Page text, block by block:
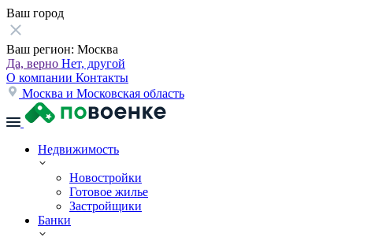
Ваш город
Ваш регион: Москва
Да, верно Нет, другой
О компании Контакты
Москва и Московская область
Недвижимость
Новостройки
Готовое жилье
Застройщики
Банки